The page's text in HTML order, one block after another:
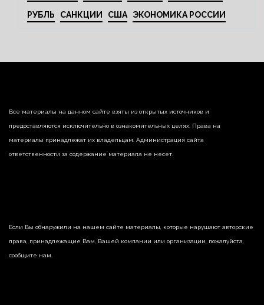
РУБЛЬ САНКЦИИ США ЭКОНОМИКА РОССИИ
Все материалы на данном сайте взяты из открытых источников и
предоставляются исключительно в ознакомительных целях. Права на
материалы принадлежат их владельцам. Администрация сайта
ответственности за содержание материала не несет.
Если Вы обнаружили на нашем сайте материалы, которые нарушают авторские
права, принадлежащие Вам, Вашей компании или организации, пожалуйста,
сообщите нам.